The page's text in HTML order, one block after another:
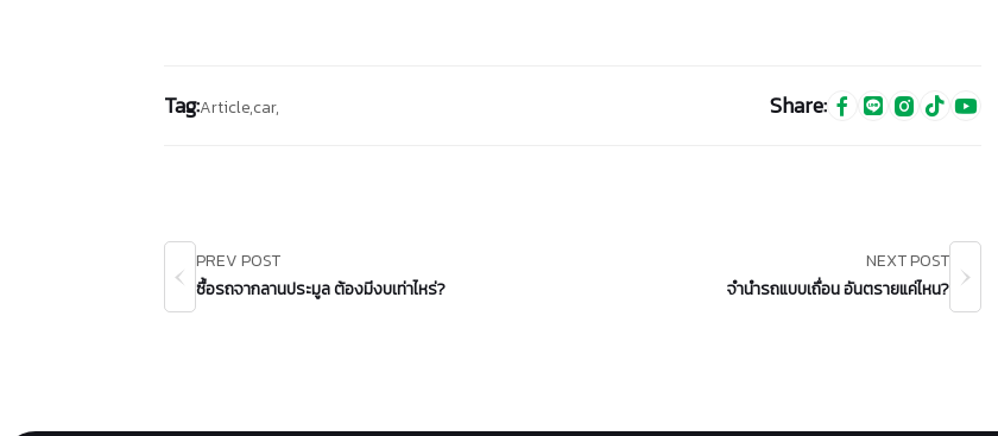
Tag:Article,car, Share:
PREV POST
ซื้อรถจากลานประมูล ต้องมีงบเท่าไหร่?
NEXT POST
จำนำรถแบบเถื่อน อันตรายแค่ไหน?